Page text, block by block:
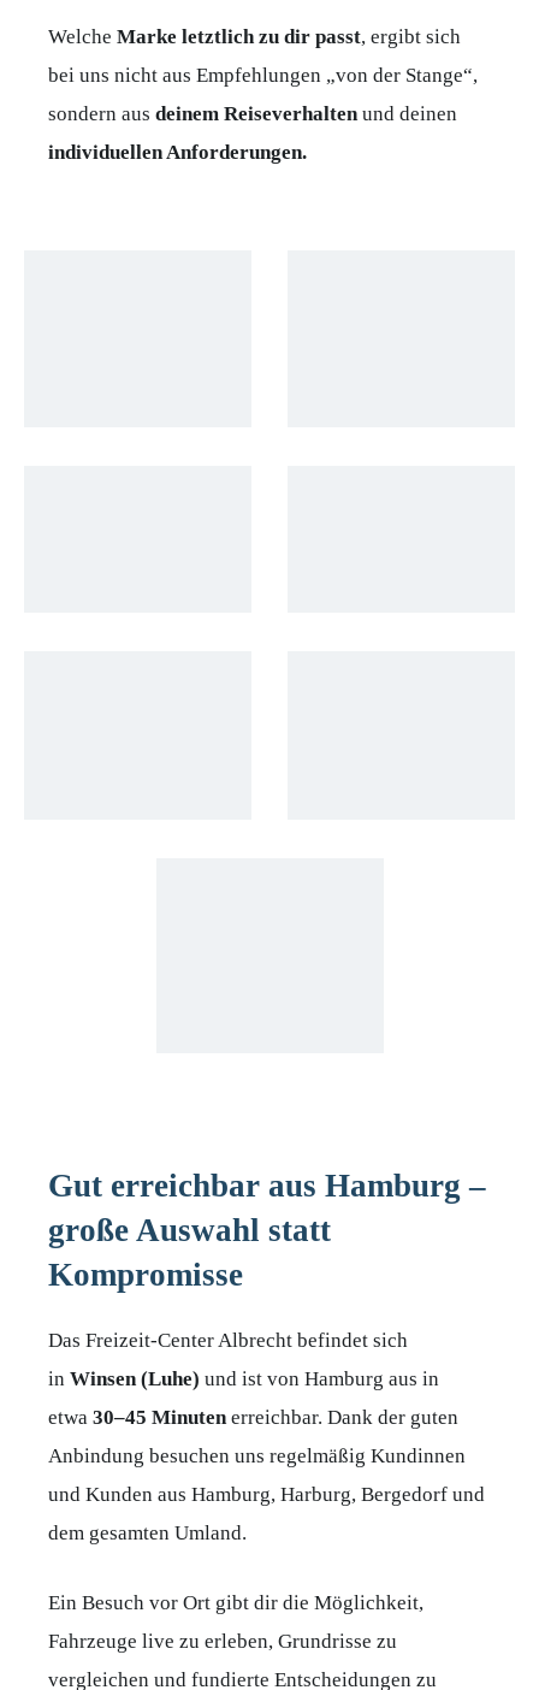
Welche Marke letztlich zu dir passt, ergibt sich
bei uns nicht aus Empfehlungen „von der Stange“,
sondern aus deinem Reiseverhalten und deinen
individuellen Anforderungen.
Gut erreichbar aus Hamburg –
große Auswahl statt
Kompromisse
Das Freizeit-Center Albrecht befindet sich
in Winsen (Luhe) und ist von Hamburg aus in
etwa 30–45 Minutenerreichbar. Dank der guten
Anbindung besuchen uns regelmäßig Kundinnen
und Kunden aus Hamburg, Harburg, Bergedorf und
dem gesamten Umland.
Ein Besuch vor Ort gibt dir die Möglichkeit,
Fahrzeuge live zu erleben, Grundrisse zu
vergleichen und fundierte Entscheidungen zu